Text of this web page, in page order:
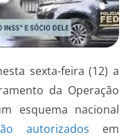
sexta-feira (12) a
da Operação
esquema nacional
autorizados em